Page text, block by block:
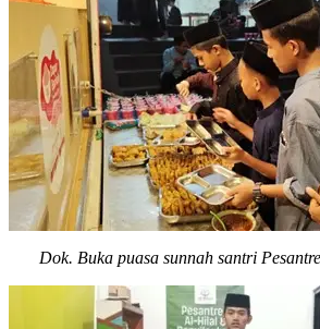
Dok. Buka puasa sunnah santri